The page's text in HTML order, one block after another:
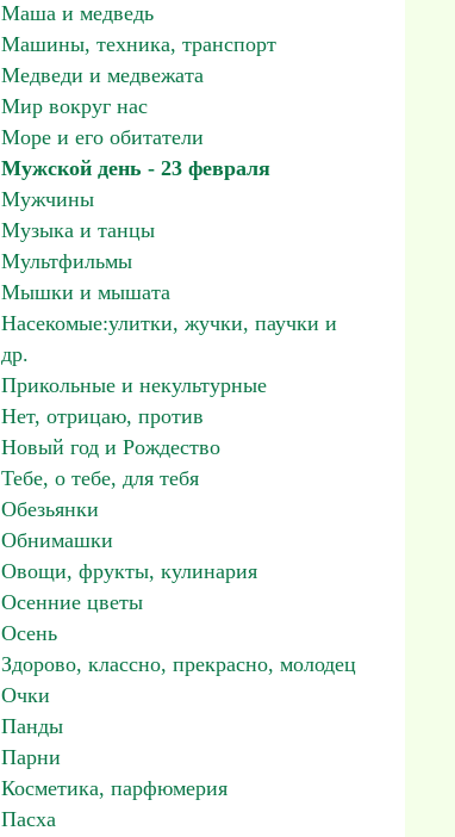
Маша и медведь
Машины, техника, транспорт
Медведи и медвежата
Мир вокруг нас
Море и его обитатели
Мужской день - 23 февраля
Мужчины
Музыка и танцы
Мультфильмы
Мышки и мышата
Насекомые:улитки, жучки, паучки и
др.
Прикольные и некультурные
Нет, отрицаю, против
Новый год и Рождество
Тебе, о тебе, для тебя
Обезьянки
Обнимашки
Овощи, фрукты, кулинария
Осенние цветы
Осень
Здорово, классно, прекрасно, молодец
Очки
Панды
Парни
Косметика, парфюмерия
Пасха